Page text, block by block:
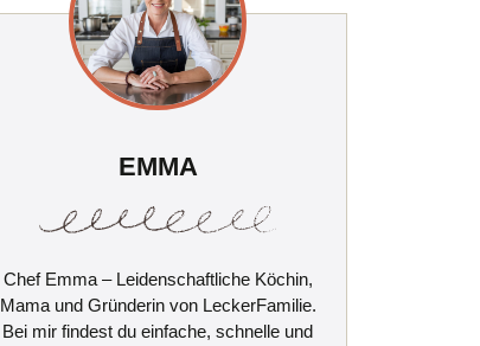
EMMA
Chef Emma – Leidenschaftliche Köchin,
Mama und Gründerin von LeckerFamilie.
Bei mir findest du einfache, schnelle und